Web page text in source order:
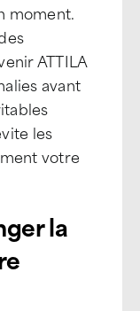
moment.
ATTILA
avant
les
votre
la